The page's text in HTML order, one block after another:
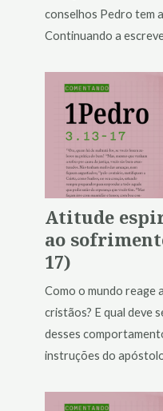
conselhos Pedro tem
Continuando a
Atitude
ao
17)
Como o mundo reage
cristãos? E qual deve
desses
instruções do